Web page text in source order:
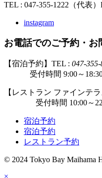
TEL : 047-355-1222（代表）
instagram
お電話でのご予約・お
【宿泊予約】TEL : 047-
受付時間 9:00～
【レストラン ファインテ
受付時間 10:00～
宿泊予約
宿泊予約
レストラン予約
© 2024 Tokyo Bay Maihama
×